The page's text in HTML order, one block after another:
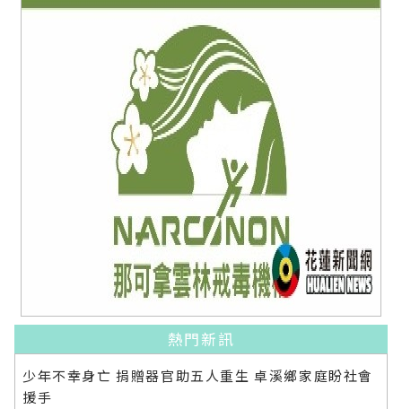
熱門新訊
少年不幸身亡 捐贈器官助五人重生 卓溪鄉家庭盼社會
援手